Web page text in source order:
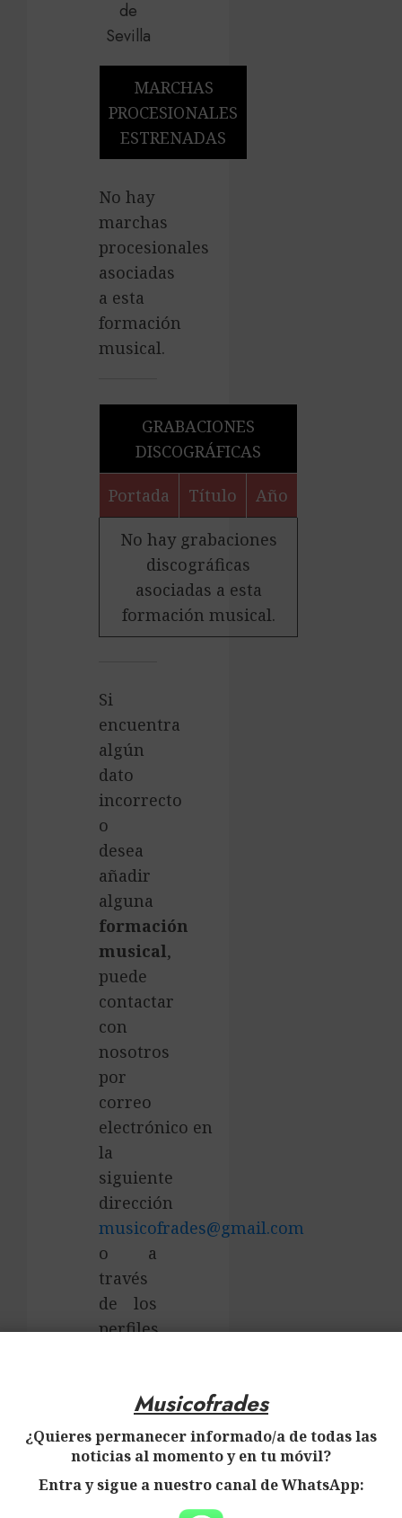
MARCHAS
PROCESIONALES
ESTRENADAS
No hay
marchas
procesionales
asociadas
a esta
formación
musical.
GRABACIONES
DISCOGRÁFICAS
Portada Título Año
No hay grabaciones
discográficas
asociadas a esta
formación musical.
Si
encuentra
algún
dato
incorrecto
o
desea
añadir
alguna
formación
musical,
puede
contactar
con
nosotros
por
correo
electrónico en
la
siguiente
dirección
musicofrades@gmail.com
o a
través
de los
perfiles
sociales
que se
detallan
a
continuación:
Musicofrades
¿Quieres permanecer informado/a de todas las
noticias al momento y en tu móvil?
Entra y sigue a nuestro canal de WhatsApp: